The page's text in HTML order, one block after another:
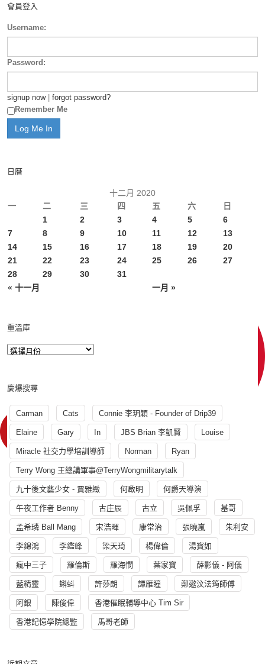
會員登入
Username:
Password:
signup now| forgot password?
Remember Me
日曆
十二月 2020
一
二 三 四 五 六 日
« 十一月 一月 »
1 2 3 4 5
6
7
8 9 10 11 12
13
14
15 16 17 18 19
20
21
22 23 24 25 26
27
28
29 30 31
重溫庫
慶爆搜尋
Carman Cats Connie 李玥穎 - Founder of Drip39
Elaine Gary In JBS Brian 李凱賢 Louise
Miracle 社交力學培訓導師 Norman Ryan
Terry Wong 王總講軍事@TerryWongmilitarytalk
九十後文藝少女 - 賈雅緻 何啟明 何爵天導演
午夜工作者 Benny 古庄辰 古立 吳佩孚 基哥
孟希璘 Ball Mang 宋浩暉 康常治 張曉嵐 朱利安
李錦鴻 李鑑峰 梁天琦 楊偉倫 湯寳如
瘋中三子 羅倫斯 羅海憫 葉家寶 薛影儀 - 阿儀
藍精靈 蝌蚪 許莎朗 譚雁瞳 鄭遨汶法筠師傅
阿銀 陳俊偉 香港催眠輔導中心 Tim Sir
香港記憶學院總監 馬哥老師